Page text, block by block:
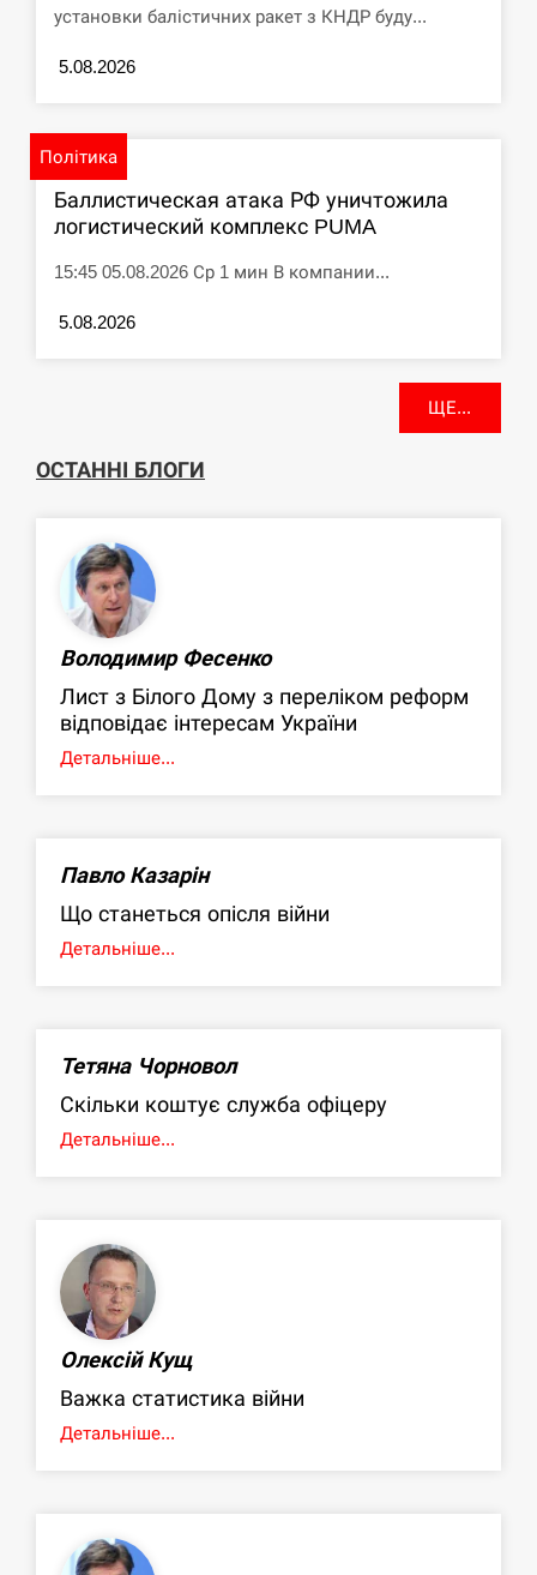
установки балістичних ракет з КНДР буду...
5.08.2026
Політика
Баллистическая атака РФ уничтожила
логистический комплекс PUMA
15:45 05.08.2026 Ср 1 мин В компании...
5.08.2026
ЩЕ...
ОСТАННІ БЛОГИ
Володимир Фесенко
Лист з Білого Дому з переліком реформ
відповідає інтересам України
Детальніше...
Павло Казарін
Що станеться опісля війни
Детальніше...
Тетяна Чорновол
Скільки коштує служба офіцеру
Детальніше...
Олексій Кущ
Важка статистика війни
Детальніше...